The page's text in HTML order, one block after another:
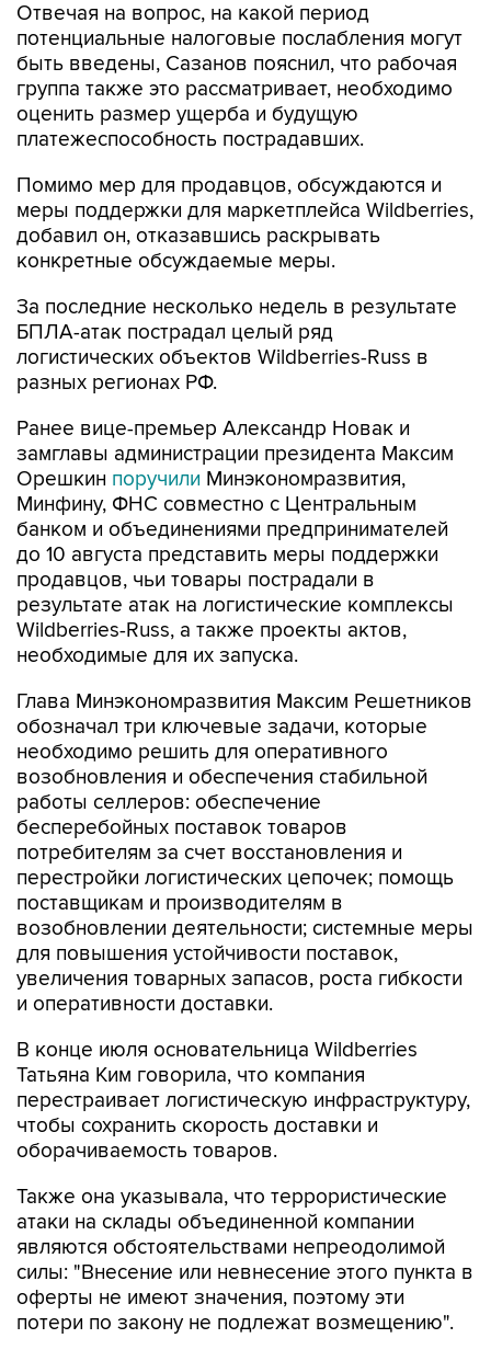
Отвечая на вопрос, на какой период
потенциальные налоговые послабления могут
быть введены, Сазанов пояснил, что рабочая
группа также это рассматривает, необходимо
оценить размер ущерба и будущую
платежеспособность пострадавших.
Помимо мер для продавцов, обсуждаются и
меры поддержки для маркетплейса Wildberries,
добавил он, отказавшись раскрывать
конкретные обсуждаемые меры.
За последние несколько недель в результате
БПЛА-атак пострадал целый ряд
логистических объектов Wildberries-Russ в
разных регионах РФ.
Ранее вице-премьер Александр Новак и
замглавы администрации президента Максим
Орешкин поручили Минэкономразвития,
Минфину, ФНС совместно с Центральным
банком и объединениями предпринимателей
до 10 августа представить меры поддержки
продавцов, чьи товары пострадали в
результате атак на логистические комплексы
Wildberries-Russ, а также проекты актов,
необходимые для их запуска.
Глава Минэкономразвития Максим Решетников
обозначал три ключевые задачи, которые
необходимо решить для оперативного
возобновления и обеспечения стабильной
работы селлеров: обеспечение
бесперебойных поставок товаров
потребителям за счет восстановления и
перестройки логистических цепочек; помощь
поставщикам и производителям в
возобновлении деятельности; системные меры
для повышения устойчивости поставок,
увеличения товарных запасов, роста гибкости
и оперативности доставки.
В конце июля основательница Wildberries
Татьяна Ким говорила, что компания
перестраивает логистическую инфраструктуру,
чтобы сохранить скорость доставки и
оборачиваемость товаров.
Также она указывала, что террористические
атаки на склады объединенной компании
являются обстоятельствами непреодолимой
силы: "Внесение или невнесение этого пункта в
оферты не имеют значения, поэтому эти
потери по закону не подлежат возмещению".